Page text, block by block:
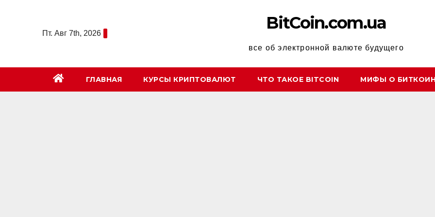
содержимомуПт. Авг 7th, 2026
BitCoin.com.ua
все об электронной валюте будущего
ГЛАВНАЯ КУРСЫ КРИПТОВАЛЮТ ЧТО ТАКОЕ BITCOIN МИФЫ О